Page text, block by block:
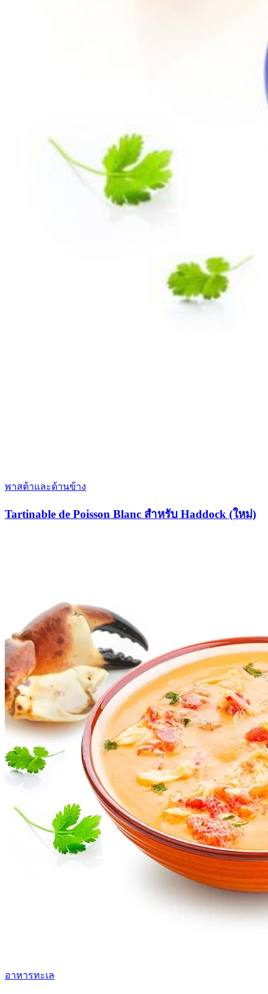
พาสต้าและด้านข้าง
Tartinable de Poisson Blanc สำหรับ Haddock (ใหม่)
อาหารทะเล